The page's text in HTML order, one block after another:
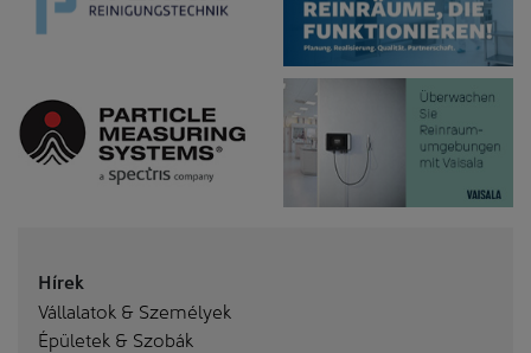
Hírek
Vállalatok & Személyek
Épületek & Szobák